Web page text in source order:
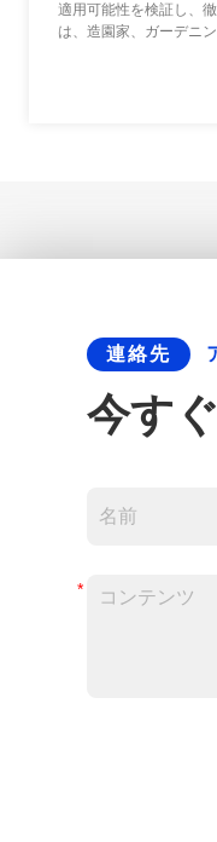
環境に優しいPU
適用可能性を検証し、
は、造園家、ガーデニ
連絡先
今す